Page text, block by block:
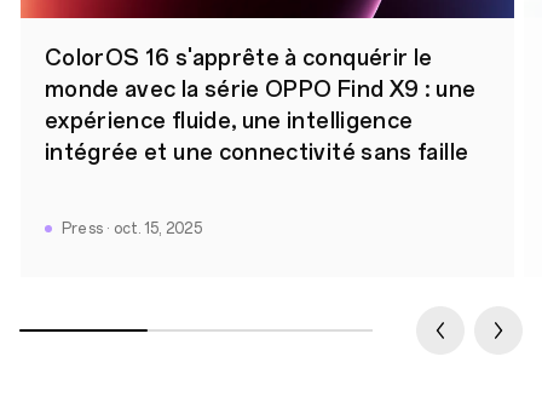
ColorOS 16 s'apprête à conquérir le
monde avec la série OPPO Find X9 : une
expérience fluide, une intelligence
intégrée et une connectivité sans faille
Press · oct. 15, 2025